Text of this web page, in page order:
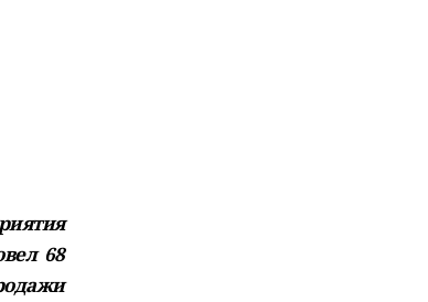
68